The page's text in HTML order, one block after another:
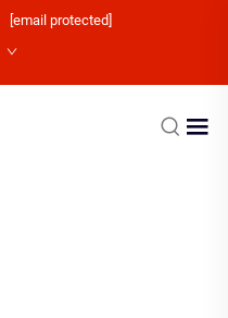
[email protected]